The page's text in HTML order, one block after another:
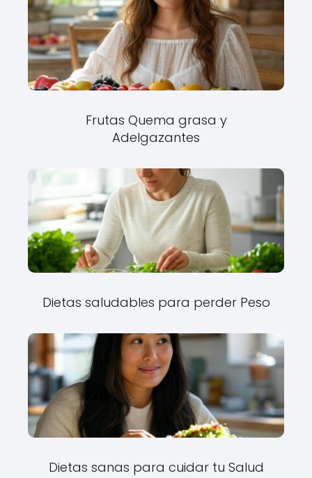
Frutas Quema grasa y
Adelgazantes
Dietas saludables para perder Peso
Dietas sanas para cuidar tu Salud